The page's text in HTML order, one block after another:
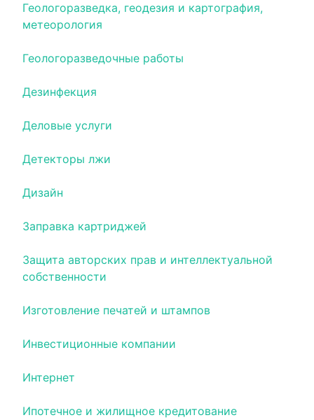
Геологоразведка, геодезия и картография,
метеорология
Геологоразведочные работы
Дезинфекция
Деловые услуги
Детекторы лжи
Дизайн
Заправка картриджей
Защита авторских прав и интеллектуальной
собственности
Изготовление печатей и штампов
Инвестиционные компании
Интернет
Ипотечное и жилищное кредитование